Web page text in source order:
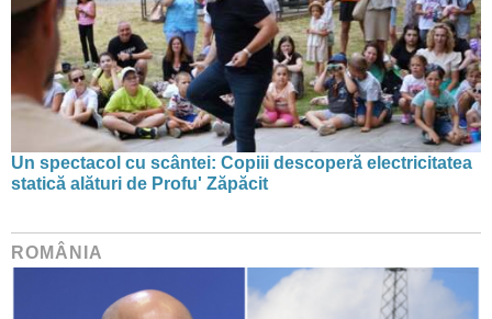
Un spectacol cu scântei: Copiii descoperă electricitatea
statică alături de Profu' Zăpăcit
ROMÂNIA